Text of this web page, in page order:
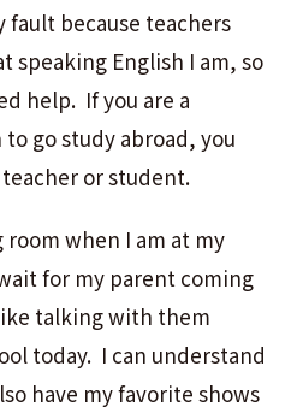
because teachers
speaking English I am, so
help. If you are a
go study abroad, you
or student.
room when I am at my
for my parent coming
talking with them
today. I can understand
have my favorite shows